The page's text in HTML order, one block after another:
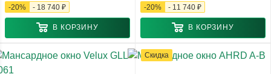
-20% - 18 740 ₽
В КОРЗИНУ
-20% - 11 740 ₽
В КОРЗИНУ
Скидка